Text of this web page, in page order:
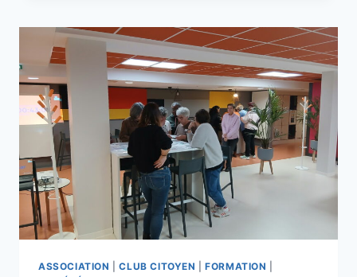
RÉCOMPENSÉ
PAR
LES
DÉFIS
SPORT
SOLIDARITÉ
ASSOCIATION |CLUB CITOYEN |FORMATION